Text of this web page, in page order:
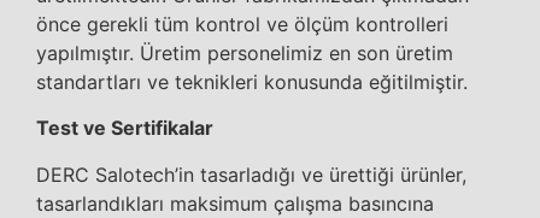
önce gerekli tüm kontrol ve ölçüm kontrolleri
yapılmıştır. Üretim personelimiz en son üretim
standartları ve teknikleri konusunda eğitilmiştir.
Test ve Sertifikalar
DERC Salotech’in tasarladığı ve ürettiği ürünler,
tasarlandıkları maksimum çalışma basıncına